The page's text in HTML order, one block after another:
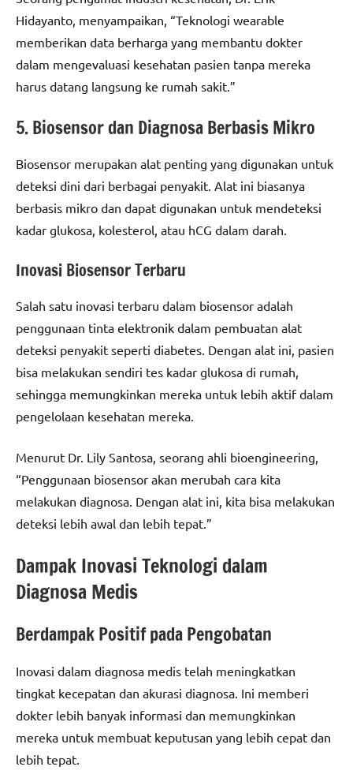
Hidayanto, menyampaikan, “Teknologi wearable
memberikan data berharga yang membantu dokter
dalam mengevaluasi kesehatan pasien tanpa mereka
harus datang langsung ke rumah sakit.”
5. Biosensor dan Diagnosa Berbasis Mikro
Biosensor merupakan alat penting yang digunakan untuk
deteksi dini dari berbagai penyakit. Alat ini biasanya
berbasis mikro dan dapat digunakan untuk mendeteksi
kadar glukosa, kolesterol, atau hCG dalam darah.
Inovasi Biosensor Terbaru
Salah satu inovasi terbaru dalam biosensor adalah
penggunaan tinta elektronik dalam pembuatan alat
deteksi penyakit seperti diabetes. Dengan alat ini, pasien
bisa melakukan sendiri tes kadar glukosa di rumah,
sehingga memungkinkan mereka untuk lebih aktif dalam
pengelolaan kesehatan mereka.
Menurut Dr. Lily Santosa, seorang ahli bioengineering,
“Penggunaan biosensor akan merubah cara kita
melakukan diagnosa. Dengan alat ini, kita bisa melakukan
deteksi lebih awal dan lebih tepat.”
Dampak Inovasi Teknologi dalam
Diagnosa Medis
Berdampak Positif pada Pengobatan
Inovasi dalam diagnosa medis telah meningkatkan
tingkat kecepatan dan akurasi diagnosa. Ini memberi
dokter lebih banyak informasi dan memungkinkan
mereka untuk membuat keputusan yang lebih cepat dan
lebih tepat.